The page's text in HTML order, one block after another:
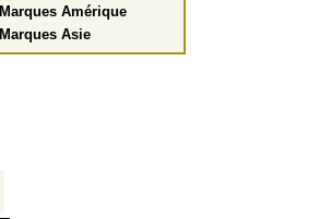
Marques Amérique
Marques Asie